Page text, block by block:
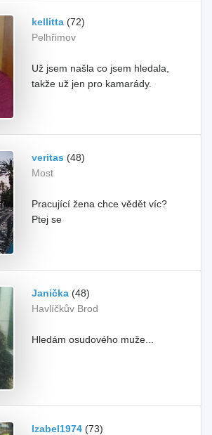
kellitta (72)
Pelhřimov
Už jsem našla co jsem hledala,
takže už jen pro kamarády.
veritas (48)
Most
Pracující žena chce vědět víc?
Ptej se
Janička (48)
Havlíčkův Brod
Hledám osudového muže...
Izabel1974 (73)